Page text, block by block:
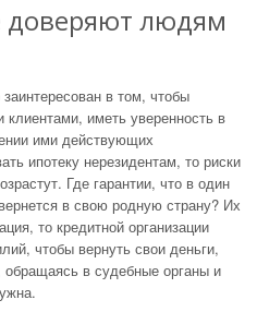
доверяют людям
в том, чтобы
иметь уверенность в
ими действующих
ипотеку нерезидентам, то риски
Где гарантии, что в один
в свою родную страну? Их
то кредитной организации
чтобы вернуть свои деньги,
в судебные органы и